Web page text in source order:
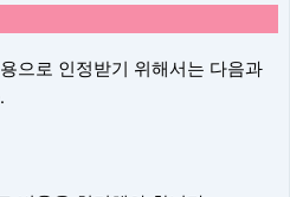
으로 인정받기 위해서는 다음과